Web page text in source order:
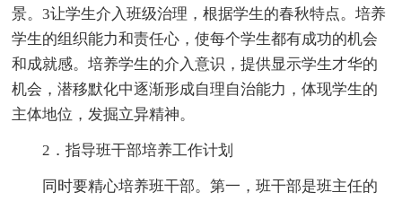
景。3让学生介入班级治理，根据学生的春秋特点。培养
学生的组织能力和责任心，使每个学生都有成功的机会
和成就感。培养学生的介入意识，提供显示学生才华的
机会，潜移默化中逐渐形成自理自治能力，体现学生的
主体地位，发掘立异精神。
2．指导班干部培养工作计划
同时要精心培养班干部。第一，班干部是班主任的